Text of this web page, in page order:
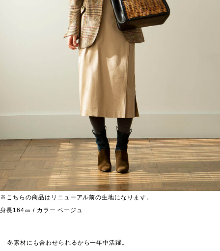
※こちらの商品はリニューアル前の生地になります。
身長164㎝ / カラー ベージュ
冬素材にも合わせられるから一年中活躍。